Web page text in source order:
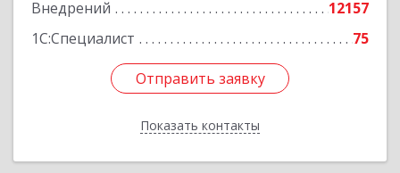
Внедрений
12157
1С:Специалист
75
Отправить заявку
Показать контакты
Отправить заявку
Назад